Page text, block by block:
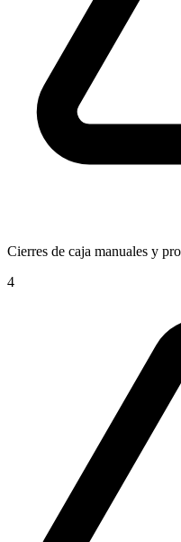
Cierres de caja manuales y
4